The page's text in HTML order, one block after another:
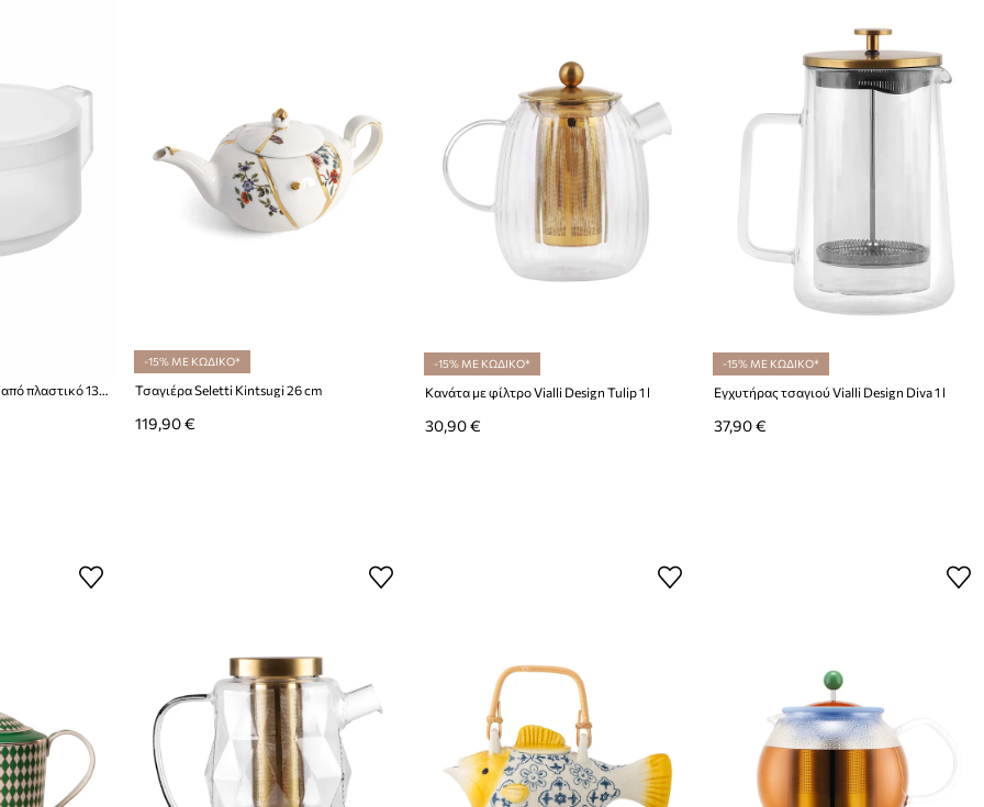
Yamazaki κανάτα για τσάι από πλαστικό 13,2 x 17,6 x 7,9 cm
-15% ΜΕ ΚΩΔΙΚΟ*
Τσαγιέρα Seletti Kintsugi 26 cm
119,90 €
-15% ΜΕ ΚΩΔΙΚΟ*
Κανάτα με φίλτρο Vialli Design Tulip 1 l
30,90 €
-15% ΜΕ ΚΩΔΙΚΟ*
Εγχυτήρας τσαγιού Vialli Design Diva 1 l
37,90 €